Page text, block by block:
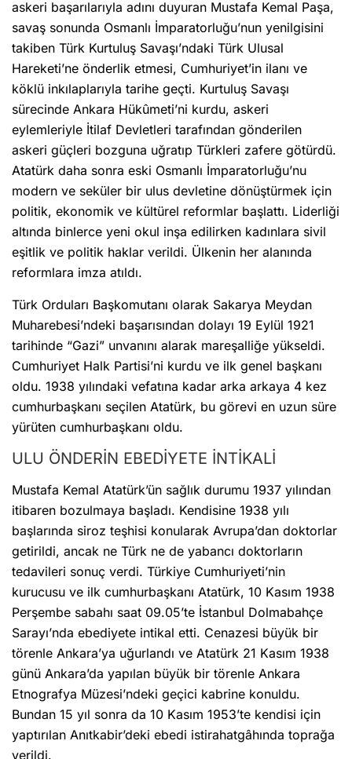
askeri başarılarıyla adını duyuran Mustafa Kemal Paşa,
savaş sonunda Osmanlı İmparatorluğu’nun yenilgisini
takiben Türk Kurtuluş Savaşı’ndaki Türk Ulusal
Hareketi’ne önderlik etmesi, Cumhuriyet’in ilanı ve
köklü inkılaplarıyla tarihe geçti. Kurtuluş Savaşı
sürecinde Ankara Hükûmeti’ni kurdu, askeri
eylemleriyle İtilaf Devletleri tarafından gönderilen
askeri güçleri bozguna uğratıp Türkleri zafere götürdü.
Atatürk daha sonra eski Osmanlı İmparatorluğu’nu
modern ve seküler bir ulus devletine dönüştürmek için
politik, ekonomik ve kültürel reformlar başlattı. Liderliği
altında binlerce yeni okul inşa edilirken kadınlara sivil
eşitlik ve politik haklar verildi. Ülkenin her alanında
reformlara imza atıldı.
Türk Orduları Başkomutanı olarak Sakarya Meydan
Muharebesi’ndeki başarısından dolayı 19 Eylül 1921
tarihinde “Gazi” unvanını alarak mareşalliğe yükseldi.
Cumhuriyet Halk Partisi’ni kurdu ve ilk genel başkanı
oldu. 1938 yılındaki vefatına kadar arka arkaya 4 kez
cumhurbaşkanı seçilen Atatürk, bu görevi en uzun süre
yürüten cumhurbaşkanı oldu.
ULU ÖNDERİN EBEDİYETE İNTİKALİ
Mustafa Kemal Atatürk’ün sağlık durumu 1937 yılından
itibaren bozulmaya başladı. Kendisine 1938 yılı
başlarında siroz teşhisi konularak Avrupa’dan doktorlar
getirildi, ancak ne Türk ne de yabancı doktorların
tedavileri sonuç verdi. Türkiye Cumhuriyeti’nin
kurucusu ve ilk cumhurbaşkanı Atatürk, 10 Kasım 1938
Perşembe sabahı saat 09.05’te İstanbul Dolmabahçe
Sarayı’nda ebediyete intikal etti. Cenazesi büyük bir
törenle Ankara’ya uğurlandı ve Atatürk 21 Kasım 1938
günü Ankara’da yapılan büyük bir törenle Ankara
Etnografya Müzesi’ndeki geçici kabrine konuldu.
Bundan 15 yıl sonra da 10 Kasım 1953’te kendisi için
yaptırılan Anıtkabir’deki ebedi istirahatgâhında toprağa
verildi.